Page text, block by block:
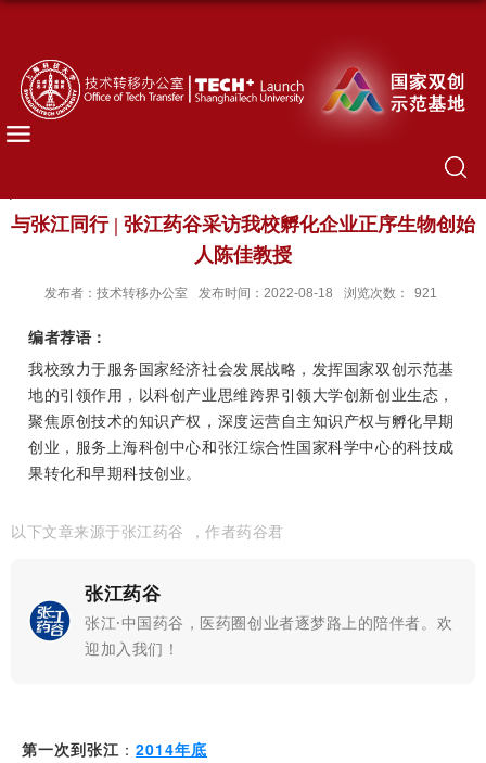
与张江同行 | 张江药谷采访我校孵化企业正序生物创始
人陈佳教授
发布者：技术转移办公室 发布时间：2022-08-18 浏览次数： 921
编者荐语：
我校致力于服务国家经济社会发展战略，发挥国家双创示范基
地的引领作用，以科创产业思维跨界引领大学创新创业生态，
聚焦原创技术的知识产权，深度运营自主知识产权与孵化早期
创业，服务上海科创中心和张江综合性国家科学中心的科技成
果转化和早期科技创业。
以下文章来源于张江药谷 ，作者药谷君
张江药谷
张江·中国药谷，医药圈创业者逐梦路上的陪伴者。欢
迎加入我们！
第一次到张江 ： 2014年底